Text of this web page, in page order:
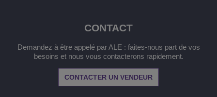
CONTACT
Demandez à être appelé par ALE : faites-nous part de vos
besoins et nous vous contacterons rapidement.
CONTACTER UN VENDEUR